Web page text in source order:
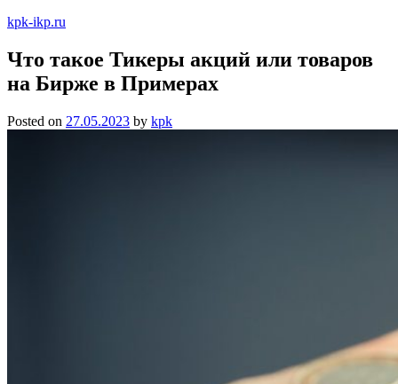
kpk-ikp.ru
Что такое Тикеры акций или товаров
на Бирже в Примерах
Posted on 27.05.2023 by kpk